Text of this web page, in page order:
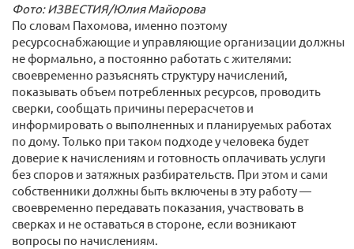
Фото: ИЗВЕСТИЯ/Юлия Майорова
По словам Пахомова, именно поэтому
ресурсоснабжающие и управляющие организации должны
не формально, а постоянно работать с жителями:
своевременно разъяснять структуру начислений,
показывать объем потребленных ресурсов, проводить
сверки, сообщать причины перерасчетов и
информировать о выполненных и планируемых работах
по дому. Только при таком подходе у человека будет
доверие к начислениям и готовность оплачивать услуги
без споров и затяжных разбирательств. При этом и сами
собственники должны быть включены в эту работу —
своевременно передавать показания, участвовать в
сверках и не оставаться в стороне, если возникают
вопросы по начислениям.